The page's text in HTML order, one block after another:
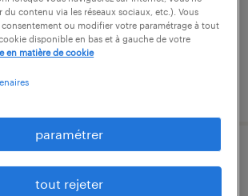
heure
2026
multibroches cn -
f) h/f
du contenu via les réseaux sociaux, etc.). Vous
ou modifier votre paramétrage à tout
disponible en bas et à gauche de votre
en matière de cookie
paramétrer
tout rejeter